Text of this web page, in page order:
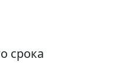
срока